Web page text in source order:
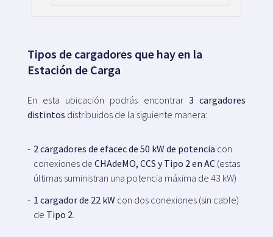
Tipos de cargadores que hay en la
Estación de Carga
En esta ubicación podrás encontrar 3 cargadores
distintos distribuidos de la siguiente manera:
2 cargadores de efacec de 50 kW de potencia con
conexiones de CHAdeMO, CCS y Tipo 2 en AC(estas
últimas suministran una potencia máxima de 43 kW)
1 cargador de 22 kW con dos conexiones (sin cable)
de Tipo 2